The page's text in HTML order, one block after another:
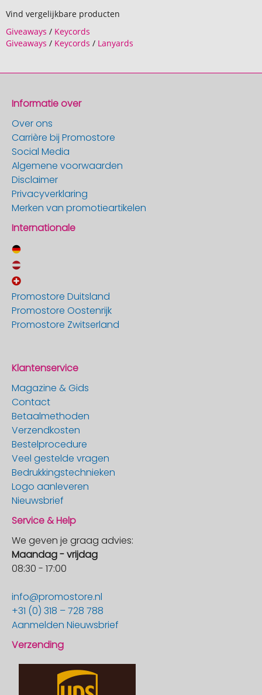
Vind vergelijkbare producten
Giveaways / Keycords
Giveaways / Keycords / Lanyards
Informatie over
Over ons
Carrière bij Promostore
Social Media
Algemene voorwaarden
Disclaimer
Privacyverklaring
Merken van promotieartikelen
Internationale
Promostore Duitsland
Promostore Oostenrijk
Promostore Zwitserland
Klantenservice
Magazine & Gids
Contact
Betaalmethoden
Verzendkosten
Bestelprocedure
Veel gestelde vragen
Bedrukkingstechnieken
Logo aanleveren
Nieuwsbrief
Service & Help
We geven je graag advies:
Maandag - vrijdag
08:30 - 17:00
info@promostore.nl
+31 (0) 318 – 728 788
Aanmelden Nieuwsbrief
Verzending